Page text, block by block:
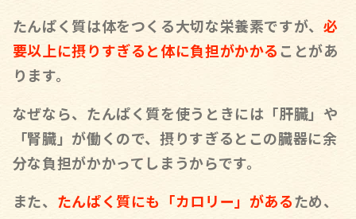
たんぱく質は体をつくる大切な栄養素ですが、 必
要以上に摂りすぎると体に負担がかかることがあ
ります。
なぜなら、たんぱく質を使うときには「肝臓」や
「腎臓」が働くので、摂りすぎるとこの臓器に余
分な負担がかかってしまうからです。
また、 たんぱく質にも「カロリー」があるため、